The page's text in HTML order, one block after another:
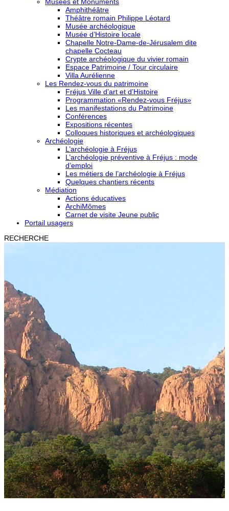
Amphithéâtre
Théâtre romain Philippe Léotard
Musée archéologique
Musée d’Histoire locale
Chapelle Notre-Dame-de-Jérusalem dite
chapelle Cocteau
Crypte archéologique du vivier romain
Espace Patrimoine / Tour circulaire
Villa Aurélienne
Les Rendez-vous du patrimoine
Fréjus Ville d’art et d’Histoire
Programmation «Rendez-vous Fréjus»
Les manifestations du Patrimoine
Conférences
Expositions récentes
Colloques historiques et archéologiques
Archéologie
L’archéologie à Fréjus
L’archéologie préventive à Fréjus : mode
d’emploi
Les métiers de l’archéologie à Fréjus
Quelques chantiers récents
Médiation
Actions éducatives
ArchiMômes
Carnet de visite Jeune public
Portail usagers
RECHERCHE